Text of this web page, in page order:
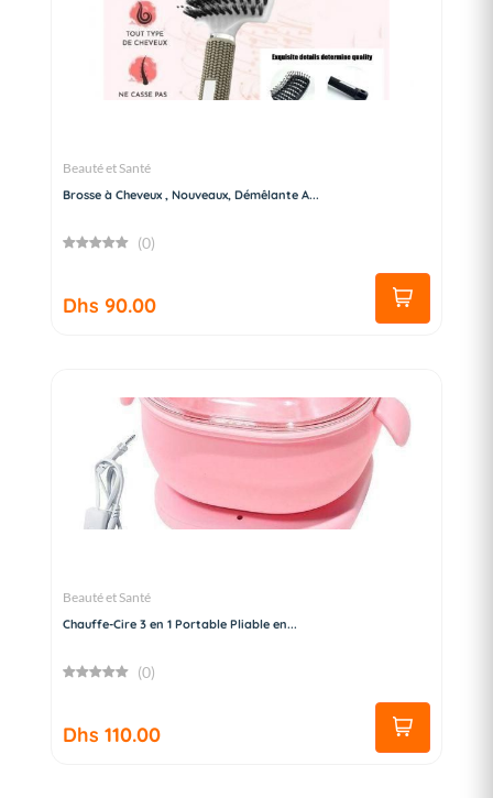
Beauté et Santé
Brosse à Cheveux , Nouveaux, Démêlante A...
(0)
Dhs 90.00
Beauté et Santé
Chauffe-Cire 3 en 1 Portable Pliable en...
(0)
Dhs 110.00